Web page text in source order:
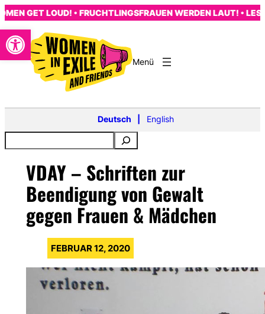
Open toolbar
Zum
Inhalt
springen
GET LOUD! • FRUCHTLINGSFRAUEN WERDEN LAUT! • LES
Deutsch English
VDAY – Schriften zur
Beendigung von Gewalt
gegen Frauen & Mädchen
FEBRUAR 12, 2020